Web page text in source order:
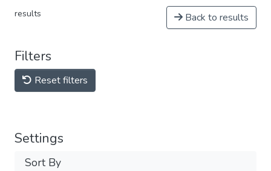
results Back to results
Filters
Reset filters
Settings
Sort By